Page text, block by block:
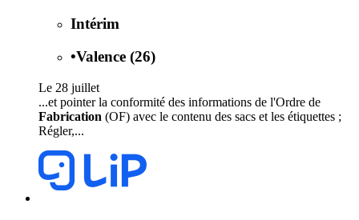
Intérim
•Valence (26)
Le 28 juillet
...et pointer la conformité des informations de l'Ordre de
Fabrication (OF) avec le contenu des sacs et les étiquettes ;
Régler,...